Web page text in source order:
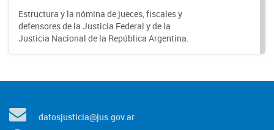
Estructura y la nómina de jueces, fiscales y
defensores de la Justicia Federal y de la
Justicia Nacional de la República Argentina.
datosjusticia@jus.gov.ar